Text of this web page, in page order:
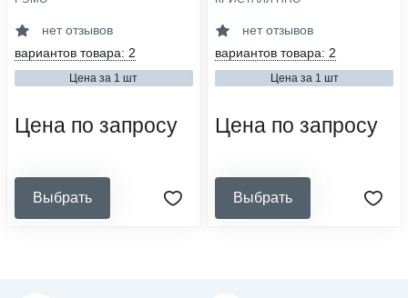
60, 120
площадь помещения, м2:
30, 150
категория помещения:
нет отзывов
вариантов товара: 2
Цена за 1 шт
Цена по запросу
Выбрать
60, 100
площадь помещения, м2:
15, 30
категория помещения:
нет отзывов
вариантов товара: 2
Цена за 1 шт
Цена по запросу
Выбрать